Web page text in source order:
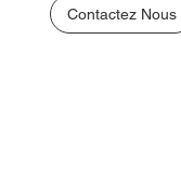
Contactez Nous